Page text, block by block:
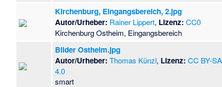
Kirchenburg, Eingangsbereich, 2.jpg
Autor/Urheber: Rainer Lippert, Lizenz: CC0
Kirchenburg Ostheim, Eingangsbereich
Bilder Ostheim.jpg
Autor/Urheber: Thomas Künzl, Lizenz: CC BY-SA
4.0
smart